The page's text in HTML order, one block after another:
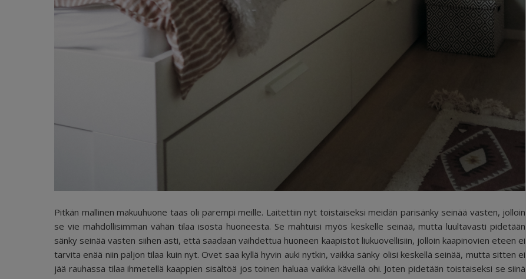
Pitkän mallinen makuuhuone taas oli parempi meille. Laitettiin nyt toistaiseksi meidän parisänky seinää vasten, jolloin
se vie mahdollisimman vähän tilaa isosta huoneesta. Se mahtuisi myös keskelle seinää, mutta luultavasti pidetään
sänky seinää vasten siihen asti, että saadaan vaihdettua huoneen kaapistot liukuovellisiin, jolloin kaapinovien eteen ei
tarvita enää niin paljon tilaa kuin nyt. Ovet saa kyllä hyvin auki nytkin, vaikka sänky olisi keskellä seinää, mutta sitten ei
jää rauhassa tilaa ihmetellä kaappien sisältöä jos toinen haluaa vaikka kävellä ohi. Joten pidetään toistaiseksi se siinä